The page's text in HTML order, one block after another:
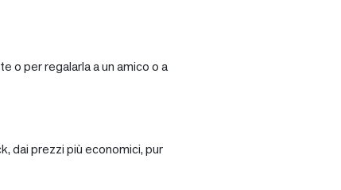
o per regalarla a un amico o a
dai prezzi più economici, pur